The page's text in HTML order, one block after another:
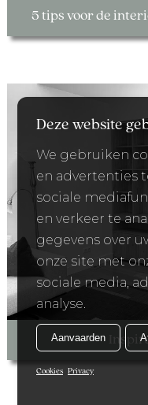
5 tips voor de
Deze website
We gebruiken
en advertenties
sociale
en verkeer te
gegevens over
onze site met
sociale media,
analyse.
Aanvaarden
Cookies Privacy